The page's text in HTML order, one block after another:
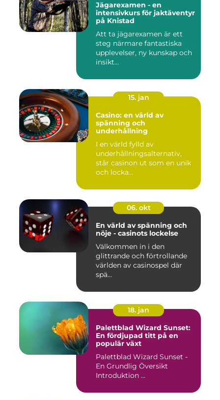
Jägarexamen - en
intensivkurs för jaktäventyr
på Knistad
Att ta jägarexamen är ett
steg närmare fantastiska
upplevelser, ny kunskap och
insikt...
15. jan
Casino: en värld av
spänning och
underhållning
I en värld fylld av
underhållningsalternativ,
står casinon ut som en unik
och locka...
06. okt
En värld av spänning och
nöje - casinots lockelse
Välkommen in i den
glittrande och förtrollande
världen av casinospel där
spä...
18. jan
Palettblad Wizard Sunset:
En fördjupad titt på en
populär växt
Palettblad Wizard Sunset -
En Grundlig Översikt
Introduktion ...